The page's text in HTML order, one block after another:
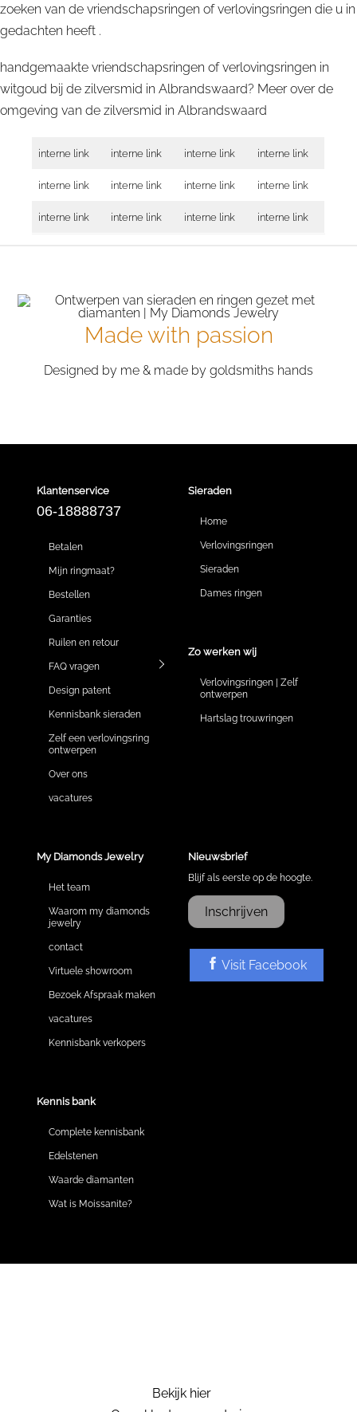
zoeken van de vriendschapsringen of verlovingsringen die u in
gedachten heeft .
handgemaakte vriendschapsringen of verlovingsringen in
witgoud bij de zilversmid in Albrandswaard? Meer over de
omgeving van de zilversmid in Albrandswaard
interne link interne link interne link interne link
interne link interne link interne link interne link
interne link interne link interne link interne link
Made with passion
Designed by me & made by goldsmiths hands
Klantenservice
06-18888737
Betalen
Mijn ringmaat?
Bestellen
Garanties
Ruilen en retour
FAQ vragen
Design patent
Kennisbank sieraden
Zelf een verlovingsring
ontwerpen
Over ons
vacatures
Sieraden
Home
Verlovingsringen
Sieraden
Dames ringen
Zo werken wij
Verlovingsringen | Zelf
ontwerpen
Hartslag trouwringen
My Diamonds Jewelry
Het team
Waarom my diamonds
jewelry
contact
Virtuele showroom
Bezoek Afspraak maken
vacatures
Kennisbank verkopers
Kennis bank
Complete kennisbank
Edelstenen
Waarde diamanten
Wat is Moissanite?
Nieuwsbrief
Blijf als eerste op de hoogte.
Inschrijven
Visit Facebook
Bekijk hier